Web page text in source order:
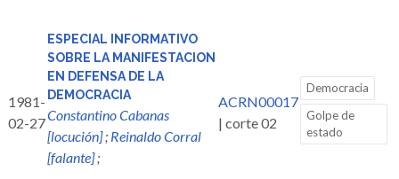
1981-
02-27
ESPECIAL INFORMATIVO
SOBRE LA MANIFESTACION
EN DEFENSA DE LA
DEMOCRACIA
Constantino Cabanas
[locución]; Reinaldo Corral
[falante];
ACRN00017
| corte 02
Democracia
Golpe de
estado